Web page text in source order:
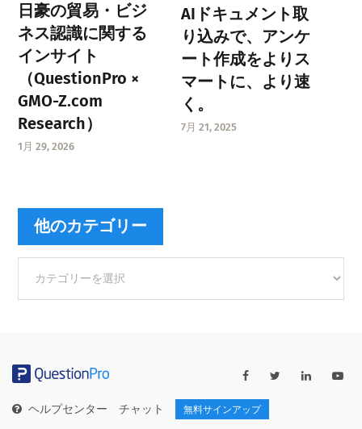
日豪の貿易・ビジ
ネス認識に関する
インサイト
（QuestionPro ×
GMO-Z.com
Research）
1月 29, 2026
AIドキュメント取
り込みで、アンケ
ート作成をよりス
マートに、より速
く。
7月 21, 2025
他のカテゴリー
カ
ー
ヘルプセンター チャット 無料サインアップ